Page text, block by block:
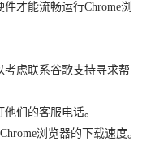
才能流畅运行Chrome浏
虑联系谷歌支持寻求帮
们的客服电话。
浏览器的下载速度。